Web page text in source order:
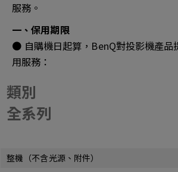
服務。
一、保用期限
● 自購機日起算，BenQ對投影機產品
用服務：
類別
全系列
整機（不含光源、附件）